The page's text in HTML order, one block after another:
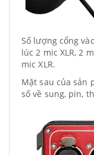
Số lượng cổng
lúc 2 mic XLR, 2
mic XLR.
Mặt sau của sản
số về sung, pin,